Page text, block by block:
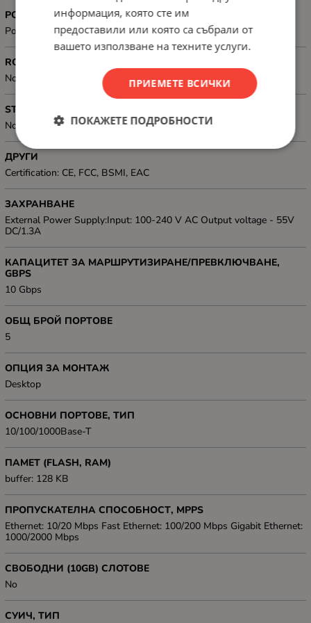
POWER OVER ETHERNET (PoE)
PoE
ROUTING
No
STACKABLE
No
ДРУГИ
Certification: CE, FCC, BSMI, EAC
ЗАХРАНВАНЕ
External Power Supply:Input: 100-240 V AC Output voltage - 55V
DC/1.3A
КАПАЦИТЕТ ЗА МАРШРУТИЗИРАНЕ/ПРЕВКЛЮЧВАНЕ,
GBPS
10 Gbps
ОБЩ БРОЙ ПОРТОВЕ
5
ОПЦИЯ ЗА МОНТАЖ
Desktop
ОСНОВНИ ПОРТОВЕ, ТИП
10/100/1000Base-T
ПАМЕТ (FLASH, RAM)
buffer: 128 KB
ПРОПУСКАТЕЛНА СПОСОБНОСТ, MPPS
Ethernet: 10/20 Mbps Fast Ethernet: 100/200 Mbps Gigabit Ethernet:
1000/2000 Mbps
СВОБОДНИ (10GB) СЛОТОВЕ
No
СУИЧ, ТИП
информация, която сте им
предоставили или която са събрали от
вашето използване на техните услуги.
ПРИЕМЕТЕ ВСИЧКИ
ПОКАЖЕТЕ ПОДРОБНОСТИ